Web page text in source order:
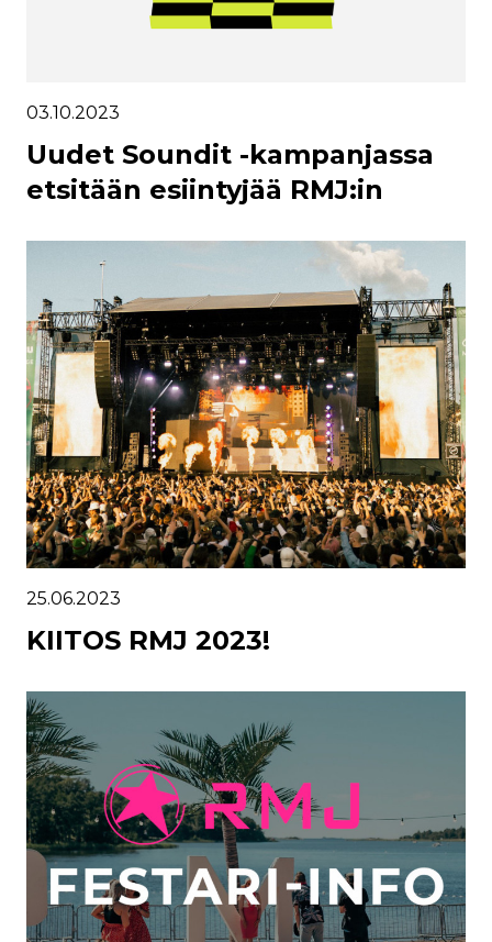
03.10.2023
Uudet Soundit -kampanjassa
etsitään esiintyjää RMJ:in
25.06.2023
KIITOS RMJ 2023!